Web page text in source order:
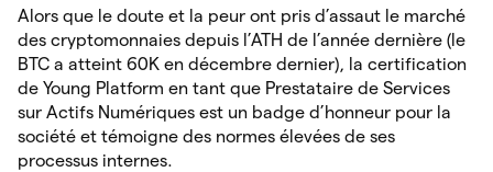
Alors que le doute et la peur ont pris d’assaut le marché
des cryptomonnaies depuis l’ATH de l’année dernière (le
BTC a atteint 60K en décembre dernier), la certification
de Young Platform en tant que Prestataire de Services
sur Actifs Numériques est un badge d’honneur pour la
société et témoigne des normes élevées de ses
processus internes.